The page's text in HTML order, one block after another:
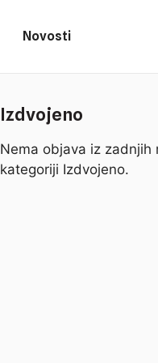
Novosti
Izdvojeno
Nema objava iz zadnjih
kategoriji Izdvojeno.